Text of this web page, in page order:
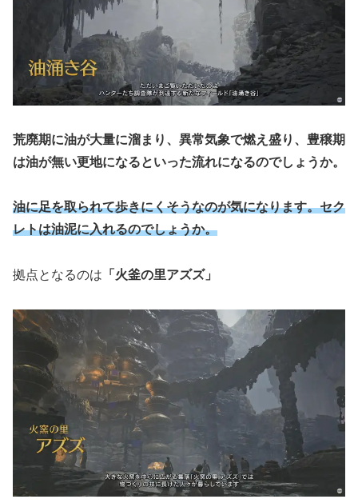
荒廃期に油が大量に溜まり、異常気象で燃え盛り、豊穣期
は油が無い更地になるといった流れになるのでしょうか。
油に足を取られて歩きにくそうなのが気になります。セク
レトは油泥に入れるのでしょうか。
拠点となるのは 「火釜の里アズズ」